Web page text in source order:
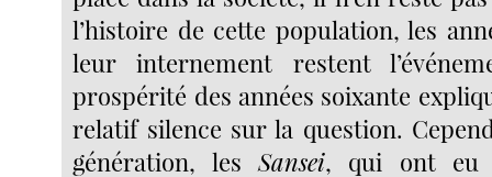
l’histoire de cette population, les
leur internement restent
prospérité des années soixante
relatif silence sur la question.
génération, lesSansei, qui ont eu